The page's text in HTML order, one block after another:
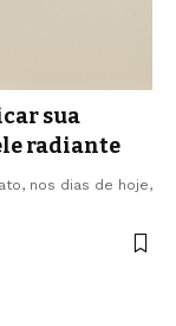
sua
radiante
nos dias de hoje,